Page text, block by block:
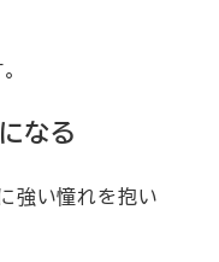
なる
強い憧れを抱い